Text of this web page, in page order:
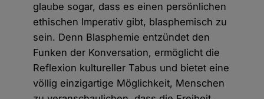
glaube sogar, dass es einen persönlichen
ethischen Imperativ gibt, blasphemisch zu
sein. Denn Blasphemie entzündet den
Funken der Konversation, ermöglicht die
Reflexion kultureller Tabus und bietet eine
völlig einzigartige Möglichkeit, Menschen